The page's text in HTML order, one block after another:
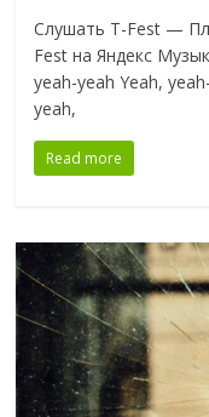
Слушать T-Fest —
Fest на Яндекс
yeah-yeah Yeah,
yeah,
Read more